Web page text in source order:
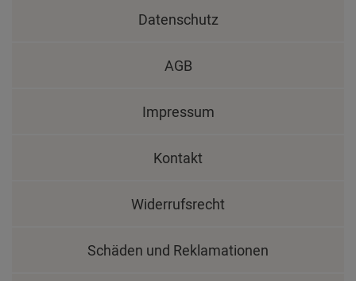
Datenschutz
AGB
Impressum
Kontakt
Widerrufsrecht
Schäden und Reklamationen